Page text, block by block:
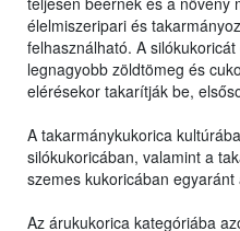
élelmiszeripari és
felhasználható. A
legnagyobb zöldtömeg és
elérésekor takarítják be,
A takarmánykukorica
silókukoricában, valamint a
szemes kukoricában egyaránt
Az árukukorica kategóriába